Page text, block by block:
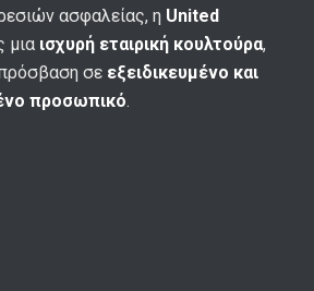
ασφαλείας, η United
μια ισχυρή εταιρική κουλτούρα,
σε εξειδικευμένο και
προσωπικό.